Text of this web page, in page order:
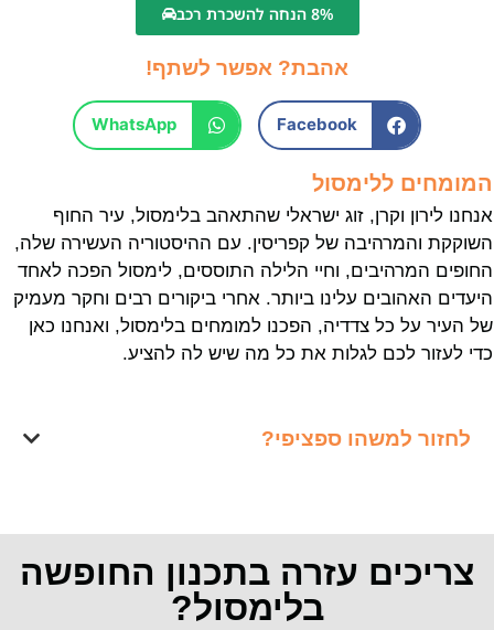
8% הנחה להשכרת רכב
אהבת? אפשר לשתף!
Facebook
WhatsApp
המומחים ללימסול
אנחנו לירון וקרן, זוג ישראלי שהתאהב בלימסול, עיר החוף
השוקקת והמרהיבה של קפריסין. עם ההיסטוריה העשירה שלה,
החופים המרהיבים, וחיי הלילה התוססים, לימסול הפכה לאחד
היעדים האהובים עלינו ביותר. אחרי ביקורים רבים וחקר מעמיק
של העיר על כל צדדיה, הפכנו למומחים בלימסול, ואנחנו כאן
כדי לעזור לכם לגלות את כל מה שיש לה להציע.
לחזור למשהו ספציפי?
צריכים עזרה בתכנון החופשה
בלימסול?